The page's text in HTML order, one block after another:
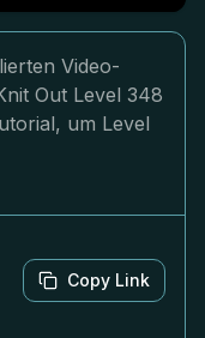
Video-
Out Level 348
um Level
Copy Link